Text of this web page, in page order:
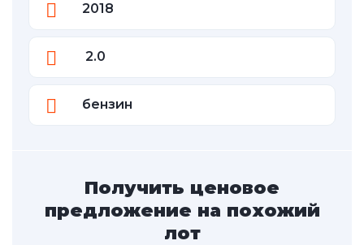
2018
2.0
бензин
Получить ценовое
предложение на похожий
лот